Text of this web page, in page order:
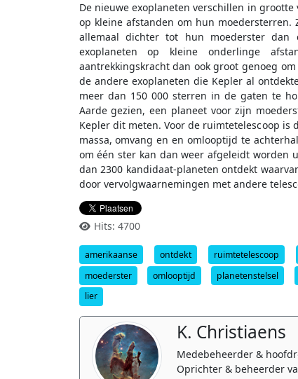
De nieuwe exoplaneten verschillen in
op kleine afstanden om hun
allemaal dichter tot hun moederster dan
exoplaneten op kleine onderlinge
aantrekkingskracht dan ook groot genoeg
de andere exoplaneten die Kepler al
meer dan 150 000 sterren in de gaten te
Aarde gezien, een planeet voor zijn
Kepler dit meten. Voor de ruimtetelescoop
massa, omvang en en omlooptijd te
om één ster kan dan weer afgeleidt worden
dan 2300 kandidaat-planeten ontdekt
door vervolgwaarnemingen met andere
Hits: 4700
amerikaanse ontdekt ruimtetelescoop
moederster
omlooptijd planetenstelsel
lier
K. Christiaens
Medebeheerder &
Oprichter & beheerder